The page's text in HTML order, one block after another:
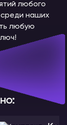
любого
наших
любую